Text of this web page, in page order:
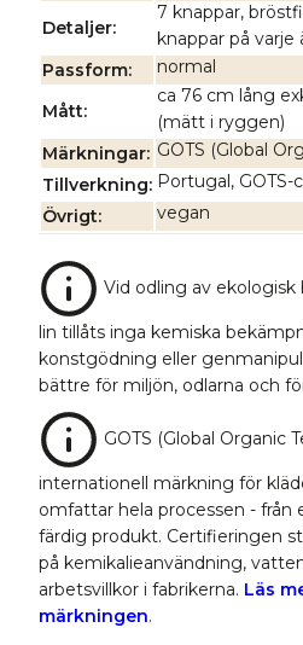
Detaljer
7 knappar,
knappar på varje
Passform
normal
Mått
ca 76 cm lång
(mätt i ryggen)
Märkningar GOTS (Global
Tillverkning
Portugal,
Övrigt
vegan
Vid odling av
lin tillåts inga kemiska
konstgödning eller
bättre för miljön, odlarna och
GOTS (Global Organic
internationell märkning för
omfattar hela processen - från
färdig produkt. Certifieringen
på kemikalieanvändning,
arbetsvillkor i fabrikerna. Läs
märkningen.